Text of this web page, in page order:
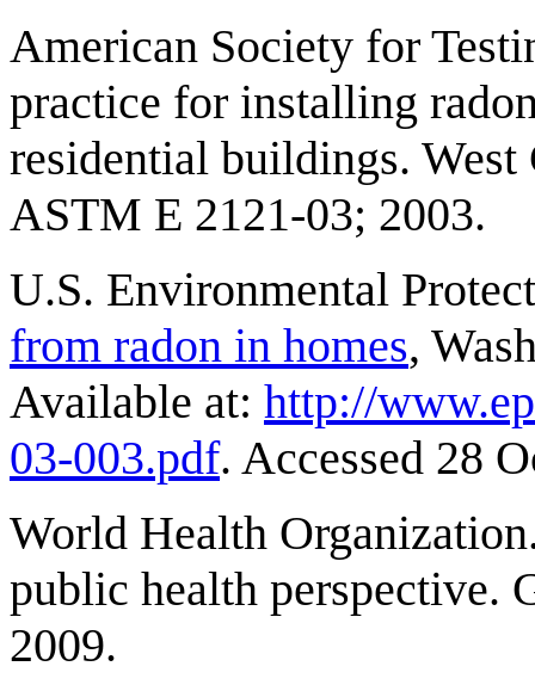
American Society for
practice for installing
residential buildings.
ASTM E 2121-03; 2003.
U.S. Environmental
from radon in homes,
Available at: http://
03-003.pdf. Accessed 28
World Health
public health perspective.
2009.